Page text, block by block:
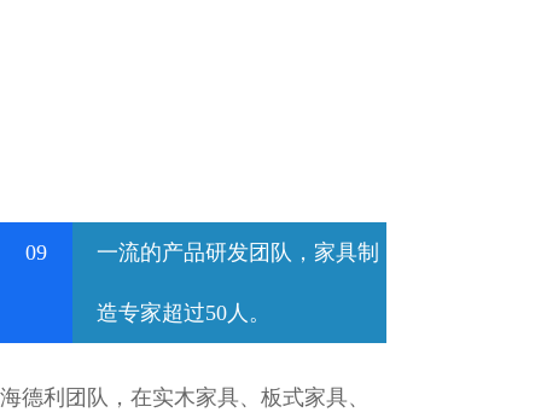
09 一流的产品研发团队，家具制
造专家超过50人。
海德利团队，在实木家具、板式家具、